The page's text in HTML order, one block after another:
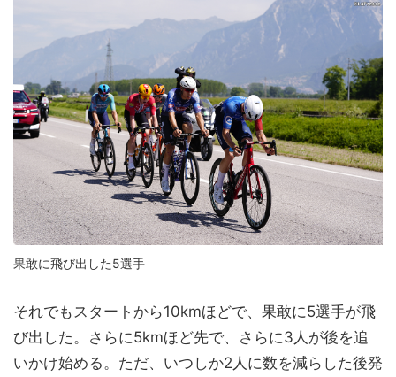
果敢に飛び出した5選手
それでもスタートから10kmほどで、果敢に5選手が飛
び出した。さらに5kmほど先で、さらに3人が後を追
いかけ始める。ただ、いつしか2人に数を減らした後発